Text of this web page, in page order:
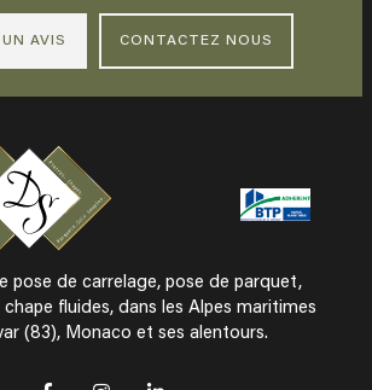
AVIS CONTACTEZ NOUS
pose de carrelage, pose de parquet,
fluides, dans les Alpes maritimes
(83), Monaco et ses alentours.